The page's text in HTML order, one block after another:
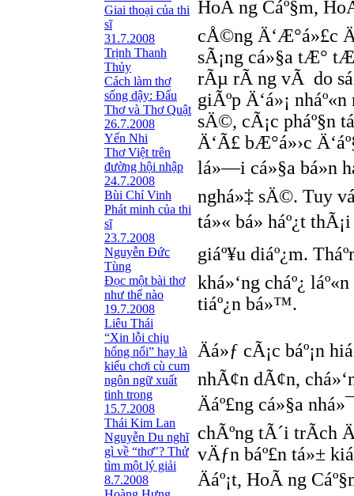
Giai thoại của thi
sĩ
31.7.2008
Trịnh Thanh
Thủy
Cách làm thơ
sống dậy: Đấu
Thơ và Thơ Quật
26.7.2008
Yến Nhi
Thơ Việt trên
đường hội nhập
24.7.2008
Bùi Chí Vinh
Phát minh của thi
sĩ
23.7.2008
Nguyễn Đức
Tùng
Ðọc một bài thơ
như thế nào
19.7.2008
Liêu Thái
“Xin lỗi chịu
hổng nổi” hay là
kiểu chơi cù cum
ngôn ngữ xuất
tinh trong
15.7.2008
Thái Kim Lan
Nguyễn Du nghĩ
gì về “thơ"? Thử
tìm một lý giải
8.7.2008
HoÃ ng Cáº§m,
cÅ©ng Ä‘Æ°á»£c
sÃ¡ng cá»§a tÆ°
rÃµ rÃ ng vÃ do
giÃºp Ä‘á»¡
sÄ©, cÃ¡c pháº§n
Ä‘Ã£ bÆ°á»›c
lá»—i cá»§a bá»n
nghá»‡ sÄ©. Tuy
tá»« bá» háº¿t
giáº¥u diáº¿m.
khá»‘ng cháº¿
tiáº¿n bá»™.
Äá»ƒ cÃ¡c báº¡n
nhÃ¢n dÃ¢n,
Äáº£ng cá»§a
chÃºng tÃ´i trÃ­ch
vÄƒn báº£n tá»±
Äáº¡t, HoÃ ng